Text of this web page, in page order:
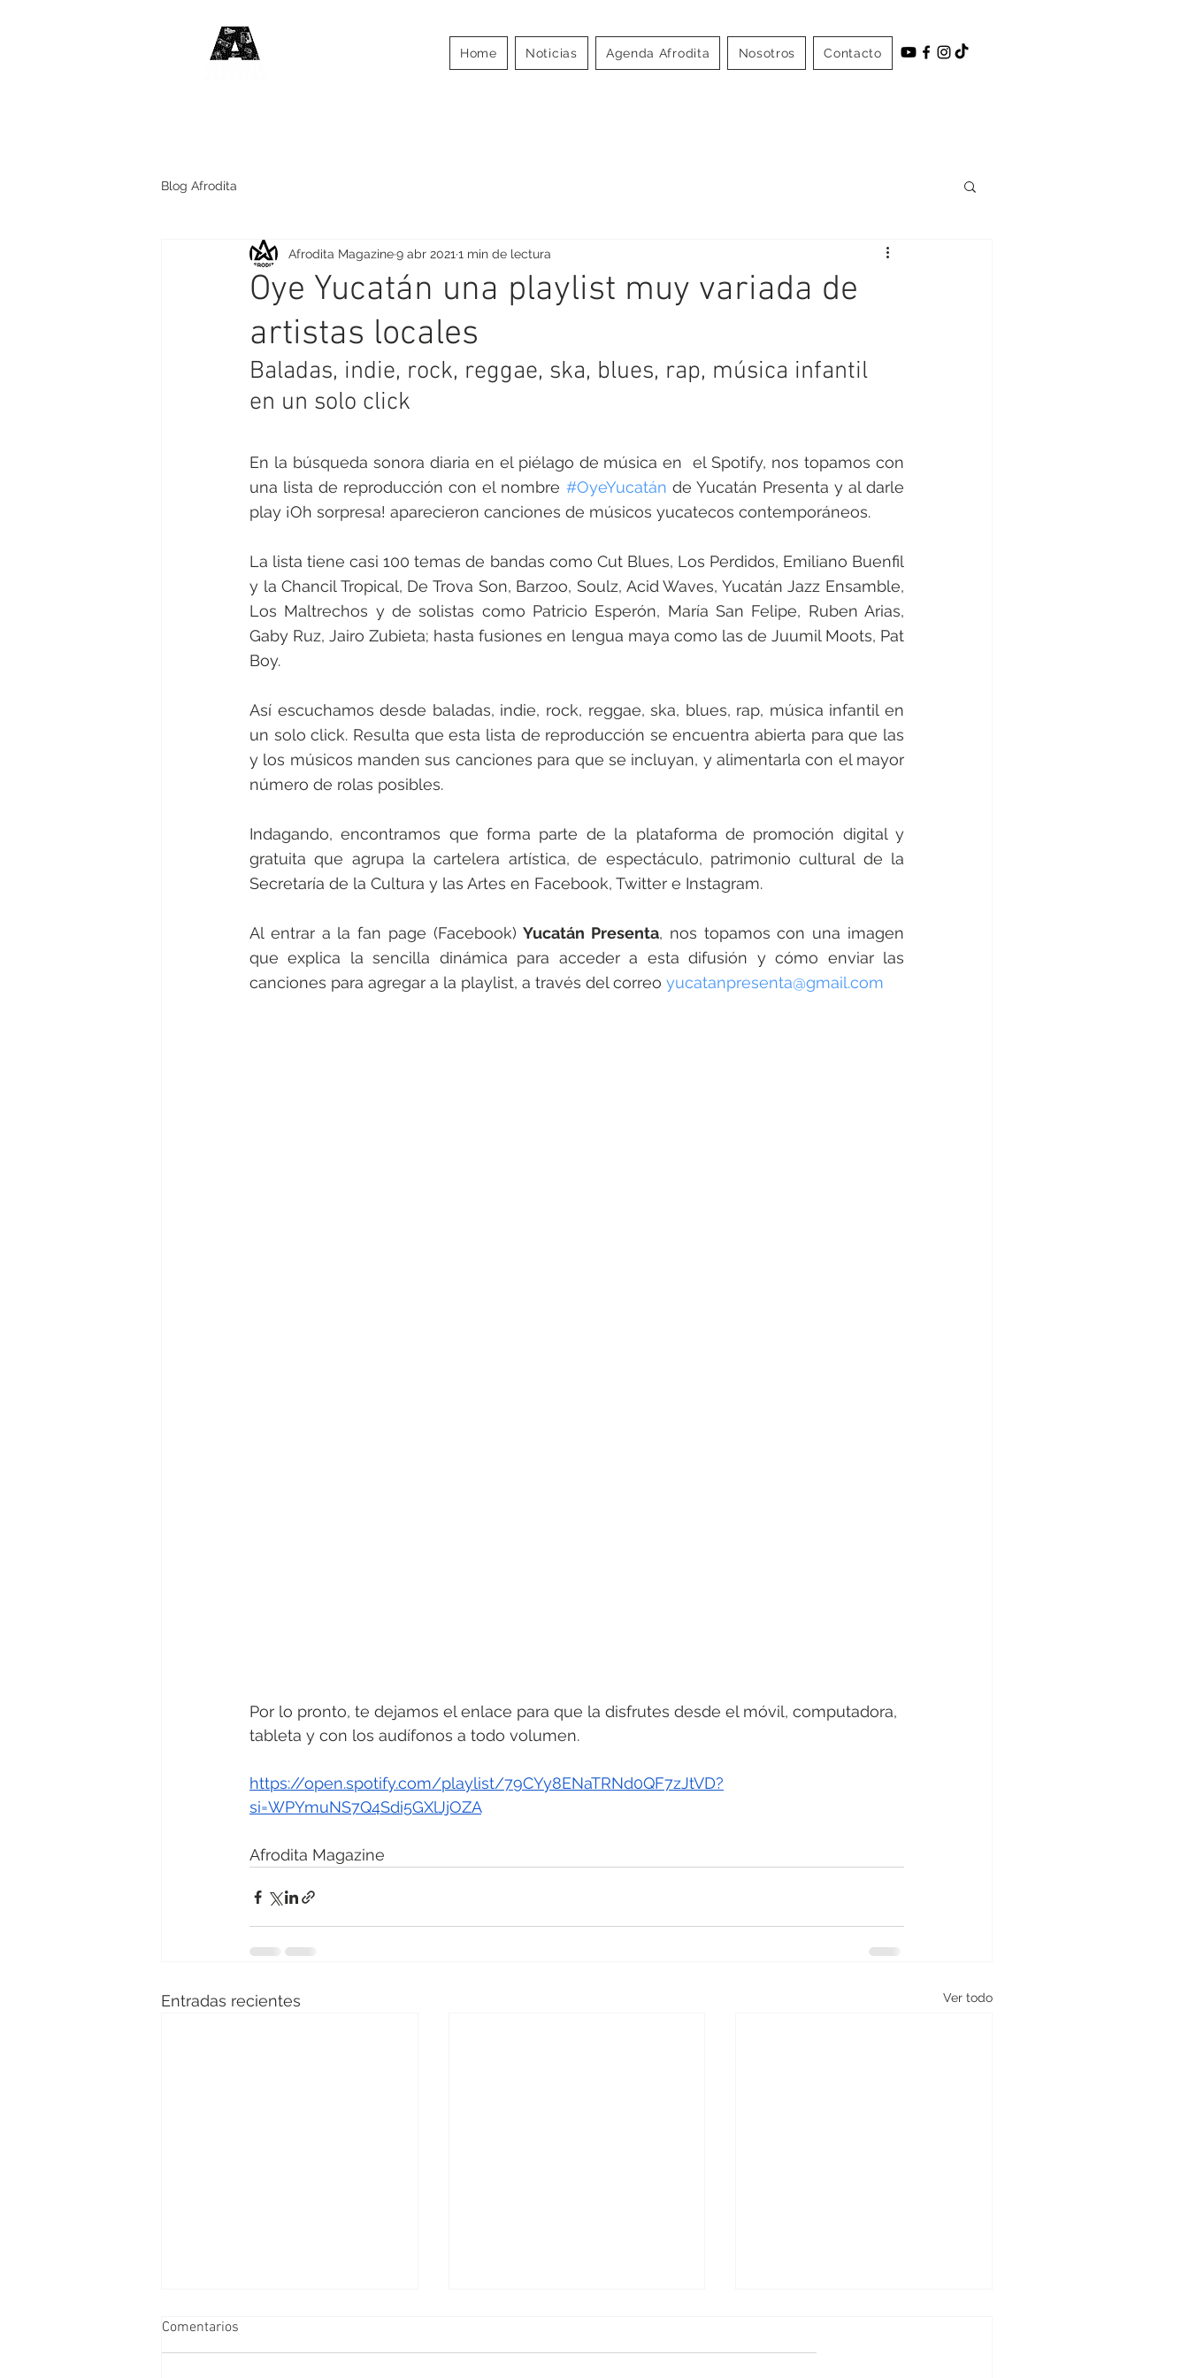
Home Noticias Agenda Afrodita Nosotros Contacto
Blog Afrodita
Oye Yucatán una playlist muy variada de
artistas locales
Afrodita Magazine9 abr 2021 1 min de lectura
Baladas, indie, rock, reggae, ska, blues, rap, música infantil
en un solo click
En la búsqueda sonora diaria en el piélago de música en  el Spotify, nos topamos con
una lista de reproducción con el nombre #OyeYucatán de Yucatán Presenta y al darle
play ¡Oh sorpresa! aparecieron canciones de músicos yucatecos contemporáneos.
La lista tiene casi 100 temas de bandas como Cut Blues, Los Perdidos, Emiliano Buenfil
y la Chancil Tropical, De Trova Son, Barzoo, Soulz, Acid Waves, Yucatán Jazz Ensamble,
Los Maltrechos y de solistas como Patricio Esperón, María San Felipe, Ruben Arias,
Gaby Ruz, Jairo Zubieta; hasta fusiones en lengua maya como las de Juumil Moots, Pat
Boy.
Así escuchamos desde baladas, indie, rock, reggae, ska, blues, rap, música infantil en
un solo click. Resulta que esta lista de reproducción se encuentra abierta para que las
y los músicos manden sus canciones para que se incluyan, y alimentarla con el mayor
número de rolas posibles.
Indagando, encontramos que forma parte de la plataforma de promoción digital y
gratuita que agrupa la cartelera artística, de espectáculo, patrimonio cultural de la
Secretaría de la Cultura y las Artes en Facebook, Twitter e Instagram.
Al entrar a la fan page (Facebook) Yucatán Presenta, nos topamos con una imagen
que explica la sencilla dinámica para acceder a esta difusión y cómo enviar las
canciones para agregar a la playlist, a través del correo yucatanpresenta@gmail.com
Por lo pronto, te dejamos el enlace para que la disfrutes desde el móvil, computadora,
tableta y con los audífonos a todo volumen.
https://open.spotify.com/playlist/79CYy8ENaTRNd0QF7zJtVD?
si=WPYmuNS7Q4Sdi5GXlJjOZA
Afrodita Magazine
Entradas recientes Ver todo
Comentarios